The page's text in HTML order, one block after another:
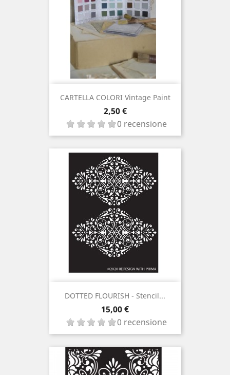
CARTELLA COLORI Vintage Paint
Prezzo
2,50 €
0 recensione
DOTTED FLOURISH - Stencil...
Prezzo
15,00 €
0 recensione